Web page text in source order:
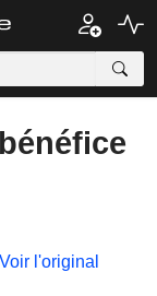
Voir l'original